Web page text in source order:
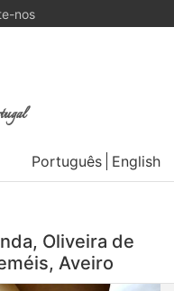
nos
Português English
Oliveira de
Aveiro